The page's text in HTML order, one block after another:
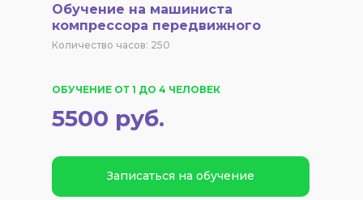
Обучение на машиниста
компрессора передвижного
Количество часов: 250
Записаться на обучение
ОБУЧЕНИЕ ОТ 1 ДО 4 ЧЕЛОВЕК
5500 руб.